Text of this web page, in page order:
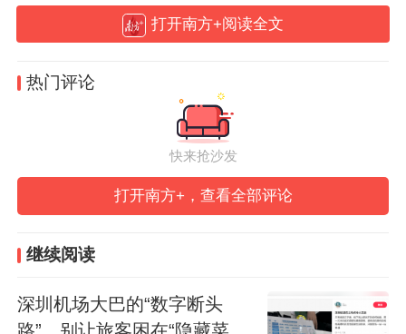
打开南方+阅读全文
热门评论
快来抢沙发
打开南方+，查看全部评论
继续阅读
深圳机场大巴的“数字断头